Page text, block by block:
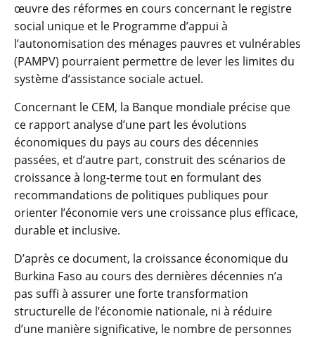
œuvre des réformes en cours concernant le registre
social unique et le Programme d’appui à
l’autonomisation des ménages pauvres et vulnérables
(PAMPV) pourraient permettre de lever les limites du
système d’assistance sociale actuel.
Concernant le CEM, la Banque mondiale précise que
ce rapport analyse d’une part les évolutions
économiques du pays au cours des décennies
passées, et d’autre part, construit des scénarios de
croissance à long-terme tout en formulant des
recommandations de politiques publiques pour
orienter l’économie vers une croissance plus efficace,
durable et inclusive.
D’après ce document, la croissance économique du
Burkina Faso au cours des dernières décennies n’a
pas suffi à assurer une forte transformation
structurelle de l’économie nationale, ni à réduire
d’une manière significative, le nombre de personnes